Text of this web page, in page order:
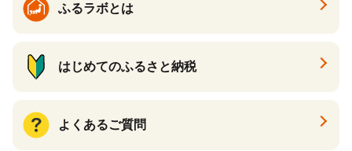
ふるラボとは
はじめてのふるさと納税
よくあるご質問